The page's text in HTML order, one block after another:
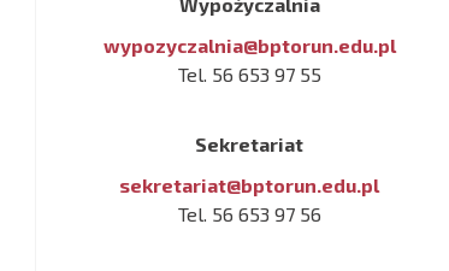
wypozyczalnia@bptorun.edu.pl
Tel. 56 653 97 55
Sekretariat
sekretariat@bptorun.edu.pl
Tel. 56 653 97 56